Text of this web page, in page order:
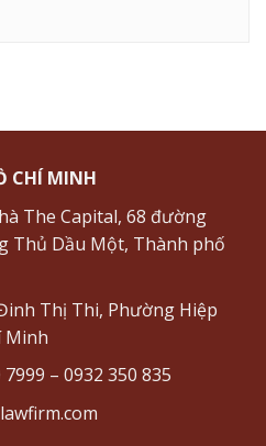
CHÍ MINH
The Capital, 68 đường
Thủ Dầu Một, Thành phố
Thị Thi, Phường Hiệp
Minh
– 0932 350 835